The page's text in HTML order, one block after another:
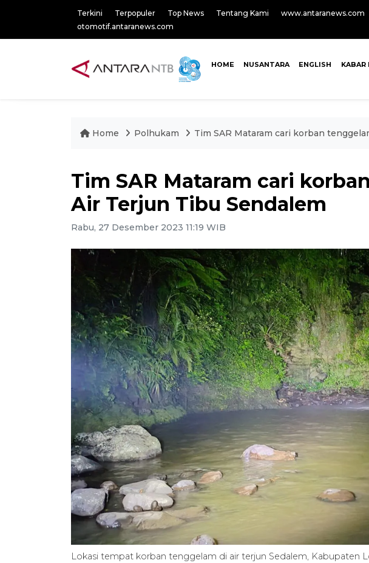
Terkini Terpopuler Top News Tentang Kami www.antaranews.com
otomotif.antaranews.com
HOME NUSANTARA ENGLISH KABAR
Home Polhukam Tim SAR Mataram cari korban
Tim SAR Mataram cari
Air Terjun Tibu Sendalem
Rabu, 27 Desember 2023 11:19 WIB
Lokasi tempat korban tenggelam di air terjun Sedalem, Kabupaten